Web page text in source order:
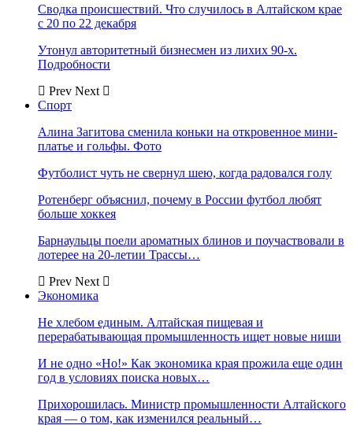
Сводка происшествий. Что случилось в Алтайском крае
с 20 по 22 декабря
Утонул авторитетный бизнесмен из лихих 90-х.
Подробности
Prev Next
Спорт
Алина Загитова сменила коньки на откровенное мини-
платье и гольфы. Фото
Футболист чуть не свернул шею, когда радовался голу
Ротенберг объяснил, почему в России футбол любят
больше хоккея
Барнаульцы поели ароматных блинов и поучаствовали в
лотерее на 20-летии Трассы…
Prev Next
Экономика
Не хлебом единым. Алтайская пищевая и
перерабатывающая промышленность ищет новые ниши
И не одно «Но!» Как экономика края прожила еще один
год в условиях поиска новых…
Прихорошилась. Министр промышленности Алтайского
края — о том, как изменился реальный…